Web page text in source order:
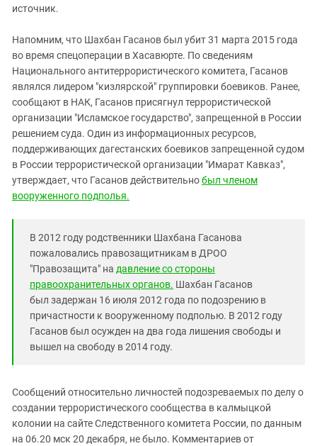
источник.
Напомним, что Шахбан Гасанов был убит 31 марта 2015 года
во время спецоперации в Хасавюрте. По сведениям
Национального антитеррористического комитета, Гасанов
являлся лидером "кизлярской" группировки боевиков. Ранее,
сообщают в НАК, Гасанов присягнул террористической
организации "Исламское государство", запрещенной в России
решением суда. Один из информационных ресурсов,
поддерживающих дагестанских боевиков запрещенной судом
в России террористической организации "Имарат Кавказ",
утверждает, что Гасанов действительнобыл членом
вооруженного подполья.
В 2012 году родственники Шахбана Гасанова
пожаловались правозащитникам в ДРОО
"Правозащита" на давление со стороны
правоохранительных органов. Шахбан Гасанов
был задержан 16 июля 2012 года по подозрению в
причастности к вооруженному подполью. В 2012 году
Гасанов был осужден на два года лишения свободы и
вышел на свободу в 2014 году.
Сообщений относительно личностей подозреваемых по делу о
создании террористического сообщества в калмыцкой
колонии на сайте Следственного комитета России, по данным
на 06.20 мск 20 декабря, не было. Комментариев от